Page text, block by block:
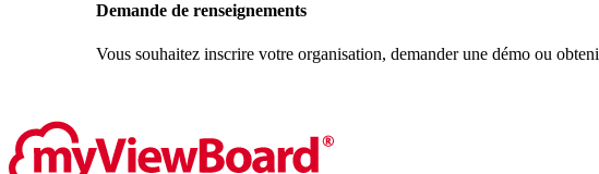
Demande de renseignements
Vous souhaitez inscrire votre organisation, demander une démo ou